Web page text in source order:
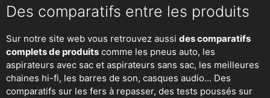
Des comparatifs entre les produits
Sur notre site web vous retrouvez aussi des comparatifs
complets de produits comme les pneus auto, les
aspirateurs avec sac et aspirateurs sans sac, les meilleures
chaines hi-fi, les barres de son, casques audio... Des
comparatifs sur les fers à repasser, des tests poussés sur